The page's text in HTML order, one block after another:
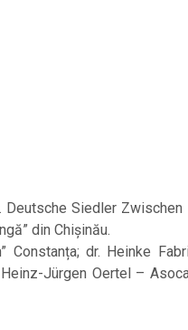
Siedler
din Chișinău.
dr. Heinke
Jürgen Oertel –